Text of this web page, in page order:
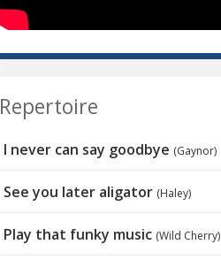
Repertoire
I never can say goodbye (Gaynor)
See you later aligator (Haley)
Play that funky music (Wild Cherry)